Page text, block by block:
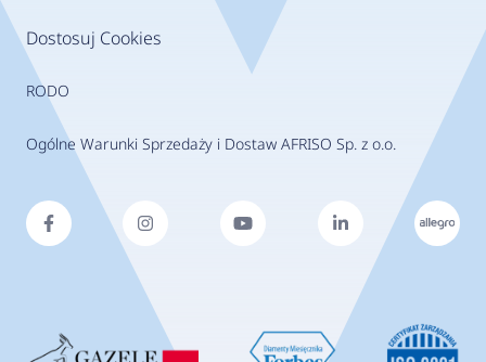
Dostosuj Cookies
RODO
Ogólne Warunki Sprzedaży i Dostaw AFRISO Sp. z o.o.